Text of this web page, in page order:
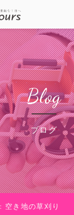
Blog
ブログ
空き地の草刈り